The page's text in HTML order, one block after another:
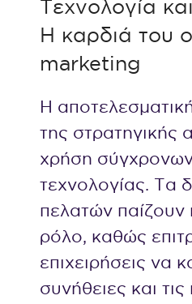
Τεχνολογία
Η καρδιά του
marketing
Η
της στρατηγικής
χρήση
τεχνολογίας. Τα
πελατών παίζουν
ρόλο, καθώς
επιχειρήσεις να
συνήθειες και τις